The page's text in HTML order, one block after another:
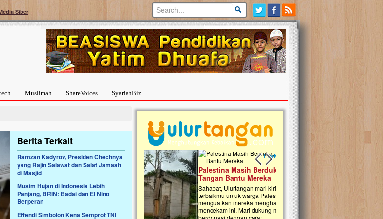
Siber
Muslimah ShareVoices SyariahBiz
Berita Terkait
Ramzan Kadyrov, Presiden Chechnya
yang Rajin Salawat dan Salat Jamaah
di Masjid
Musim Hujan di Indonesia Lebih
Panjang, BRIN: Badai dan El Nino
Berperan
Effendi Simbolon Kena Semprot TNI
Previous slide
Next slide
Palestina Masih Berduka, Ayo Ulurkan
Tangan Bantu Mereka
Sahabat, Ulurtangan mari kirimkan dukungan
terbaikmu untuk warga Palestina di Gaza demi
menguatkan mereka menghadapi situasi
mencekam ini. Mari dukung mereka dengan
berdonasi dengan cara:...
Open Donasi Wakaf
Rumah Qur'an & TK Islam
Najjah di Jonggol
Saat ini, Ulurtangan bersama Yayasan
Najjahtul Islam Jonggol sedang merintis